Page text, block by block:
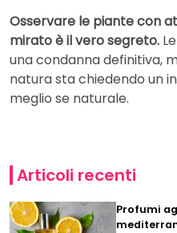
Osservare le piante con
mirato è il vero segreto.
una condanna definitiva,
natura sta chiedendo un
meglio se naturale.
Articoli recenti
Profumi